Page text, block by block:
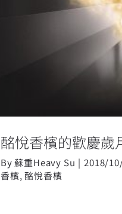
酩悅香檳的歡慶歲
By蘇重Heavy Su | 2018/
香檳,酩悅香檳